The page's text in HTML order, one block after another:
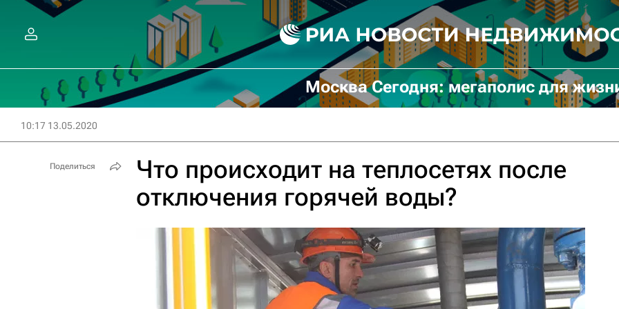
Москва Сегодня: мегаполис для
10:17 13.05.2020
Что происходит на теплосетях после
отключения горячей воды?
Поделиться